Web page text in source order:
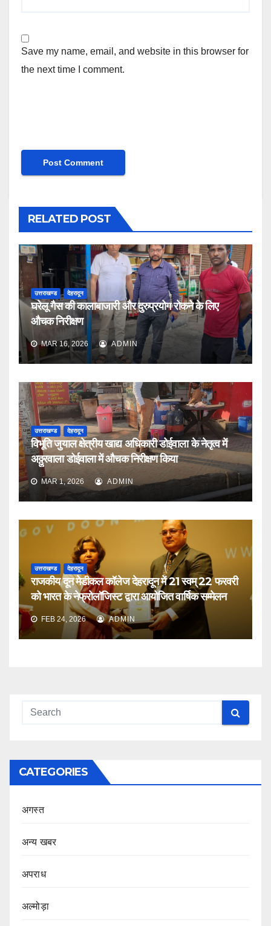
Save my name, email, and website in this browser for
the next time I comment.
RELATED POST
उत्तराखण्ड देहरादून
घरेलू गैस की कालाबाजारी और दुरुप्रयोग रोकने के लिए
औचक निरीक्षण
MAR 16, 2026 ADMIN
उत्तराखण्ड देहरादून
विभूति जुयाल क्षेत्रीय खाद्य अधिकारी डोईवाला के नेतृत्व में
अठ्ठुरवाला डोईवाला में औचक निरीक्षण किया
MAR 1, 2026 ADMIN
उत्तराखण्ड देहरादून
राजकीय दून मेडीकल कॉलेज देहरादून में 21 स्वम् 22 फरवरी
को भारत के नेफ्रोलॉजिस्ट द्वारा आयोजित वार्षिक सम्मेलन
FEB 24, 2026 ADMIN
CATEGORIES
अगस्त
अन्य खबर
अपराध
अल्मोड़ा